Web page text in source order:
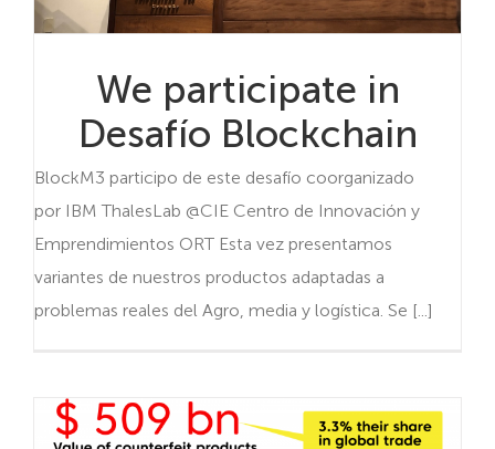
We participate in
Desafío Blockchain
BlockM3 participo de este desafío coorganizado
por IBM ThalesLab @CIE Centro de Innovación y
Emprendimientos ORT Esta vez presentamos
variantes de nuestros productos adaptadas a
problemas reales del Agro, media y logística. Se [...]